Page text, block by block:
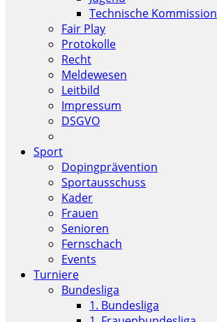
Technische Kommission
Fair Play
Protokolle
Recht
Meldewesen
Leitbild
Impressum
DSGVO
Sport
Dopingprävention
Sportausschuss
Kader
Frauen
Senioren
Fernschach
Events
Turniere
Bundesliga
1. Bundesliga